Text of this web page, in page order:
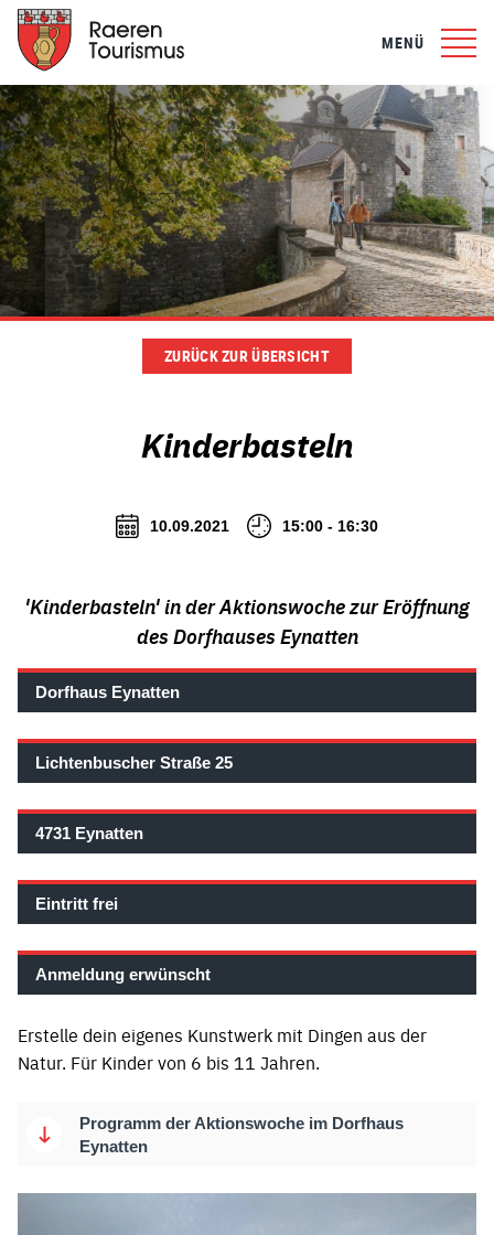
MENÜ
ZURÜCK ZUR ÜBERSICHT
Kinderbasteln
10.09.2021 15:00 - 16:30
'Kinderbasteln' in der Aktionswoche zur Eröffnung
des Dorfhauses Eynatten
Dorfhaus Eynatten
Lichtenbuscher Straße 25
4731 Eynatten
Eintritt frei
Anmeldung erwünscht
Erstelle dein eigenes Kunstwerk mit Dingen aus der
Natur. Für Kinder von 6 bis 11 Jahren.
Programm der Aktionswoche im Dorfhaus
Eynatten